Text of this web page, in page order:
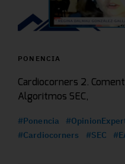
PONENCIA
Cardiocorners 2.
Algoritmos SEC,
#Ponencia
#Cardiocorners
#SEC